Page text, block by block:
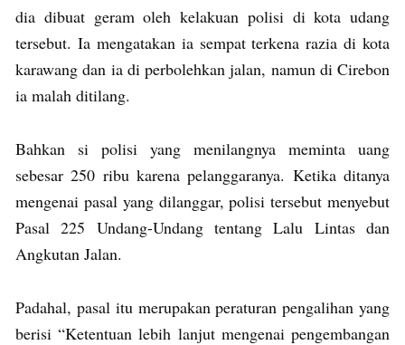
dia dibuat geram oleh kelakuan polisi di kota udang
tersebut. Ia mengatakan ia sempat terkena razia di kota
karawang dan ia di perbolehkan jalan, namun di Cirebon
ia malah ditilang.
Bahkan si polisi yang menilangnya meminta uang
sebesar 250 ribu karena pelanggaranya. Ketika ditanya
mengenai pasal yang dilanggar, polisi tersebut menyebut
Pasal 225 Undang-Undang tentang Lalu Lintas dan
Angkutan Jalan.
Padahal, pasal itu merupakan peraturan pengalihan yang
berisi “Ketentuan lebih lanjut mengenai pengembangan